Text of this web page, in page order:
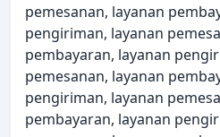
pemesanan, layanan
pengiriman, layanan
pembayaran, layanan
pemesanan, layanan
pengiriman, layanan
pembayaran, layanan